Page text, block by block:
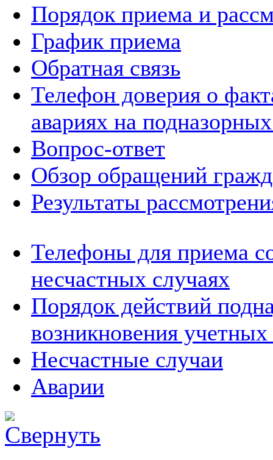
Порядок приема и
График приема
Обратная связь
Телефон доверия о
авариях на
Вопрос-ответ
Обзор обращений
Результаты
Телефоны для приема
несчастных случаях
Порядок действий
возникновения
Несчастные случаи
Аварии